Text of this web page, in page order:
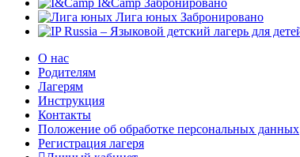
I&Camp Забронировано
Лига юных Забронировано
О нас
Родителям
Лагерям
Инструкция
Контакты
Положение об обработке персональных данных
Регистрация лагеря